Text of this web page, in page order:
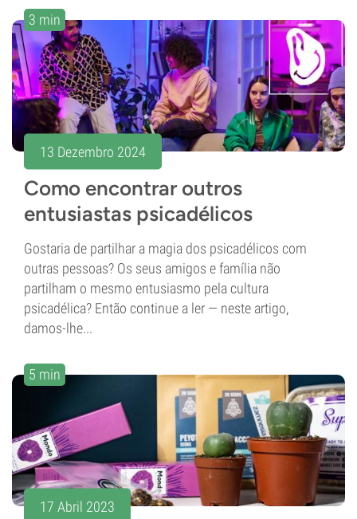
3 min
13 Dezembro 2024
Como encontrar outros
entusiastas psicadélicos
Gostaria de partilhar a magia dos psicadélicos com
outras pessoas? Os seus amigos e família não
partilham o mesmo entusiasmo pela cultura
psicadélica? Então continue a ler — neste artigo,
damos-lhe...
5 min
17 Abril 2023